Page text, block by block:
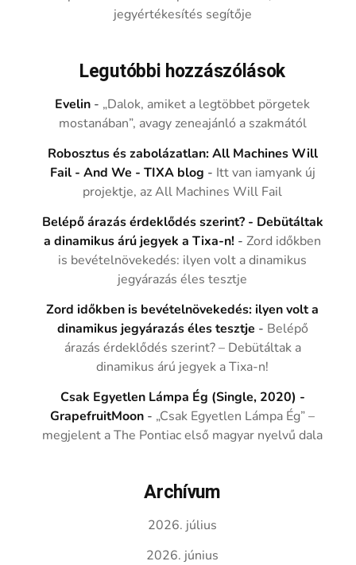
jegyértékesítés segítője
Legutóbbi hozzászólások
Evelin - „Dalok, amiket a legtöbbet pörgetek
mostanában”, avagy zeneajánló a szakmától
Robosztus és zabolázatlan: All Machines Will
Fail - And We - TIXA blog - Itt van iamyank új
projektje, az All Machines Will Fail
Belépő árazás érdeklődés szerint? - Debütáltak
a dinamikus árú jegyek a Tixa-n! -Zord időkben
is bevételnövekedés: ilyen volt a dinamikus
jegyárazás éles tesztje
Zord időkben is bevételnövekedés: ilyen volt a
dinamikus jegyárazás éles tesztje - Belépő
árazás érdeklődés szerint? – Debütáltak a
dinamikus árú jegyek a Tixa-n!
Csak Egyetlen Lámpa Ég (Single, 2020) -
GrapefruitMoon - „Csak Egyetlen Lámpa Ég” –
megjelent a The Pontiac első magyar nyelvű dala
Archívum
2026. július
2026. június